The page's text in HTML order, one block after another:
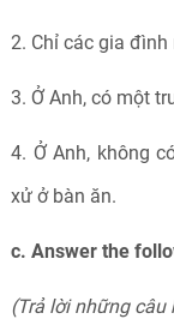
2. Chỉ các gia
3. Ở Anh, có một
4. Ở Anh, không
xử ở bàn ăn.
c. Answer the
(Trả lời những câu